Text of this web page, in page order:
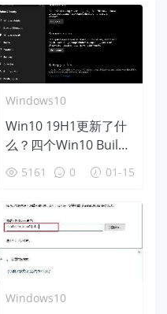
Windows10
Win10 19H1更新了什
么？四个Win10 Build
18312新特性盘点
5161 0 01-15
Windows10